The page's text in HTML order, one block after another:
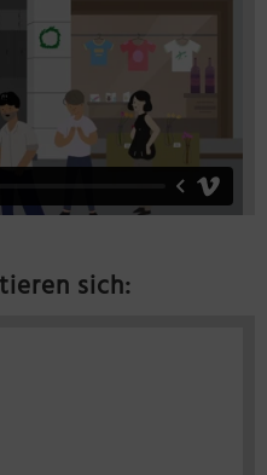
sich: